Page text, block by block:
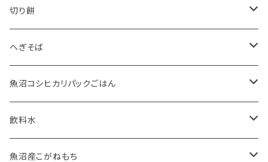
有機米JAS
5kg
10kg
特別栽培米
2kg
5kg
切り餅
魚沼産こがねもち有機JAS認証米
魚沼産こがねもち特別栽培米
へぎそば
苗場そば
ふのりそば
魚沼コシヒカリパックごはん
有機JAS認証米
特別栽培米
飲料水
お水
魚沼産こがねもち